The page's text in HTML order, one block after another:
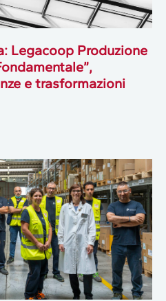
Legacoop Produzione
e trasformazioni